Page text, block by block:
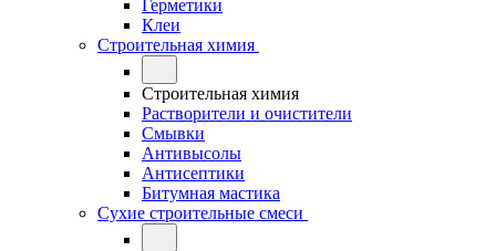
Герметики
Клеи
Строительная химия
Строительная химия
Растворители и очистители
Смывки
Антивысолы
Антисептики
Битумная мастика
Сухие строительные смеси